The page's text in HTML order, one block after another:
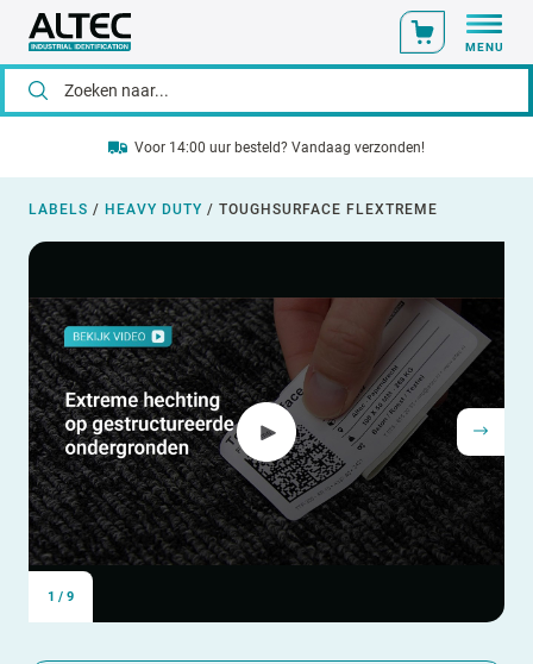
MENU
Voor 14:00 uur besteld? Vandaag verzonden!
LABELS / HEAVY DUTY / TOUGHSURFACE FLEXTREME
1 / 9